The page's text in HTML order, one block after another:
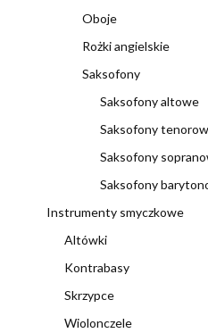
Oboje
Rożki angielskie
Saksofony
Saksofony altowe
Saksofony
Saksofony
Saksofony
Instrumenty smyczkowe
Altówki
Kontrabasy
Skrzypce
Wiolonczele